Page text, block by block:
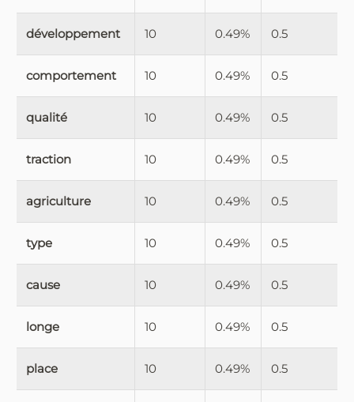
développement 10 0.49% 0.5
comportement 10 0.49% 0.5
qualité 10 0.49% 0.5
traction 10 0.49% 0.5
agriculture 10 0.49% 0.5
type 10 0.49% 0.5
cause 10 0.49% 0.5
longe 10 0.49% 0.5
place 10 0.49% 0.5